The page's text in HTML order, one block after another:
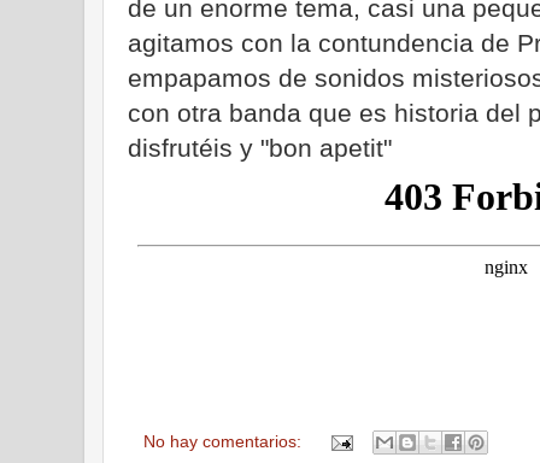
de un enorme tema, casi una
agitamos con la contundencia de
empapamos de sonidos
con otra banda que es historia del
disfrutéis y "bon apetit"
No hay comentarios: